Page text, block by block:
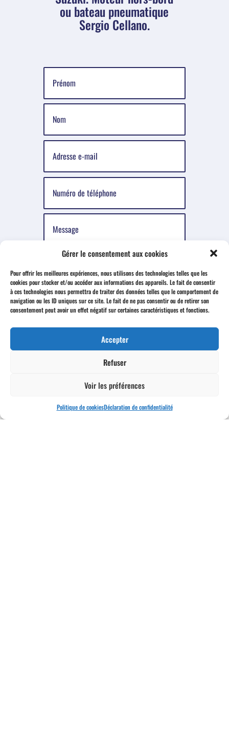
Gérer le consentement aux cookies
Pour offrir les meilleures expériences, nous utilisons des technologies telles que les
cookies pour stocker et/ou accéder aux informations des appareils. Le fait de consentir
à ces technologies nous permettra de traiter des données telles que le comportement de
navigation ou les ID uniques sur ce site. Le fait de ne pas consentir ou de retirer son
consentement peut avoir un effet négatif sur certaines caractéristiques et fonctions.
Accepter
Refuser
Voir les préférences
Politique de cookiesDéclaration de confidentialité
ou bateau pneumatique
Sergio Cellano.
Envoyer